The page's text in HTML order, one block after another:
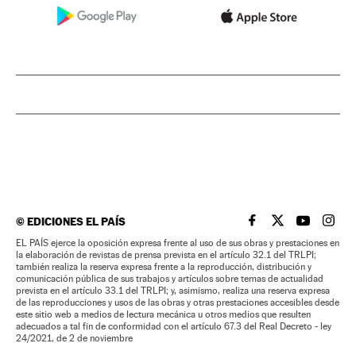
©EDICIONES EL PAÍS EL PAÍS BRASIL EN
EL PAÍSEL PAÍS
EL
EL PAÍS ejerce la oposición expresa frente al uso de sus obras y prestaciones en
la elaboración de revistas de prensa prevista en el artículo 32.1 del TRLPI;
también realiza la reserva expresa frente a la reproducción, distribución y
comunicación pública de sus trabajos y artículos sobre temas de actualidad
prevista en el artículo 33.1 del TRLPI; y, asimismo, realiza una reserva expresa
de las reproducciones y usos de las obras y otras prestaciones accesibles desde
este sitio web a medios de lectura mecánica u otros medios que resulten
adecuados a tal fin de conformidad con el artículo 67.3 del Real Decreto - ley
24/2021, de 2 de noviembre